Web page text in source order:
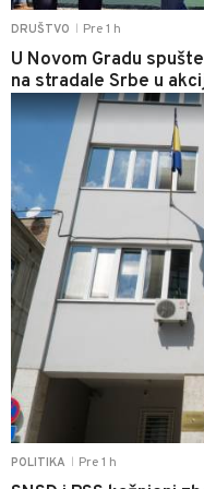
DRUŠTVO Pre 1 h
U Novom Gradu
na stradale Srbe u
POLITIKA Pre 1 h